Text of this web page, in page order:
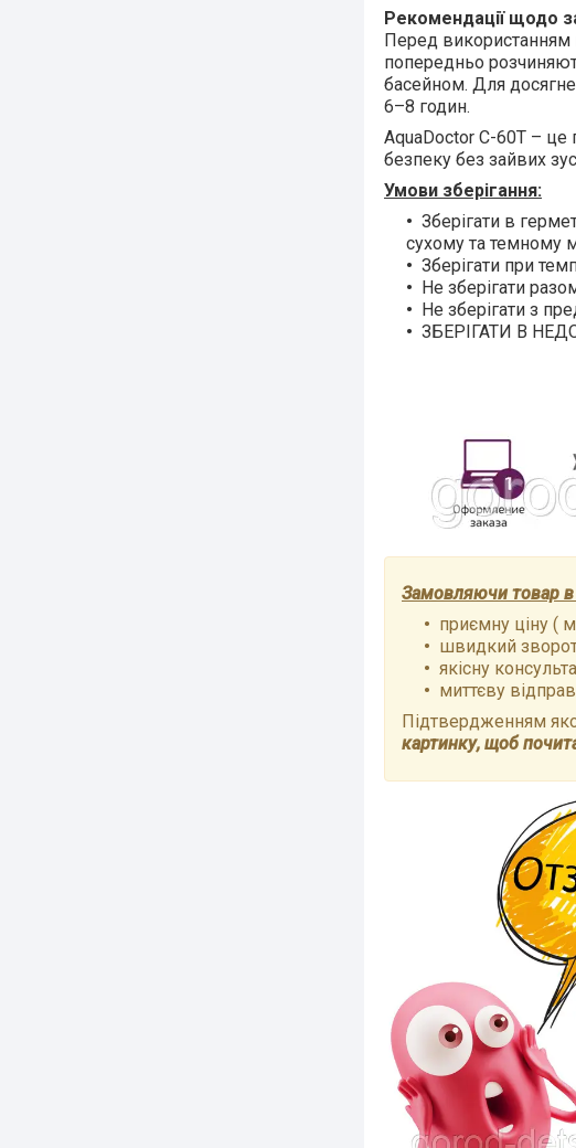
Рекомендації щодо
Перед використанням
попередньо
басейном. Для
6–8 годин.
AquaDoctor C-60T – це
безпеку без зайвих
Умови зберігання:
Зберігати в
сухому та темному
Зберігати при
Не зберігати
Не зберігати з
ЗБЕРІГАТИ В
Замовляючи товар в
приємну ціну (
швидкий
якісну
миттєву
Підтвердженням
картинку, щоб